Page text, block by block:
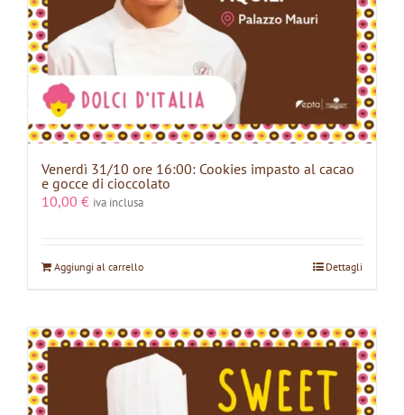
Venerdì 31/10 ore 16:00: Cookies impasto al cacao
e gocce di cioccolato
10,00 € iva inclusa
Aggiungi al carrello Dettagli